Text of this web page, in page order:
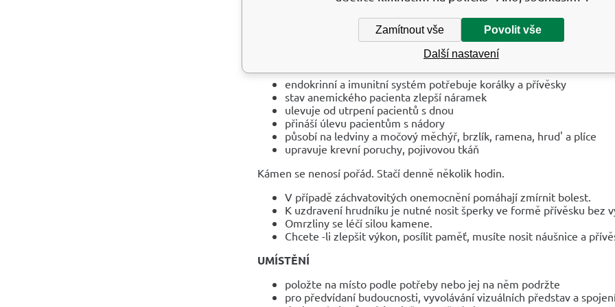
Litoterapeuti doporučují nošení v oblasti, kde se objevuje bolest:
endokrinní a imunitní systém potřebuje korálky a přívěsky
stav anemického pacienta zlepší náramek
ulevuje od utrpení pacientů s dnou
přináší úlevu pacientům s nádory
působí na ledviny a močový měchýř, brzlík, ramena, hrud' a plíce
upravuje krevní poruchy, pojivovou tkáň
Kámen se nenosí pořád. Stačí denně několik hodin.
V případě záchvatovitých onemocnění pomáhají zmírnit bolest.
K uzdravení hrudníku je nutné nosit šperky ve formě přívěsku bez
Omrzliny se léčí silou kamene.
Chcete -li zlepšit výkon, posílit paměť, musíte nosit náušnice a
UMÍSTĚNÍ
položte na místo podle potřeby nebo jej na něm podržte
pro předvídaní budoucnosti, vyvolávání vizuálních představ a
Zamítnout vše Povolit vše
Další nastavení